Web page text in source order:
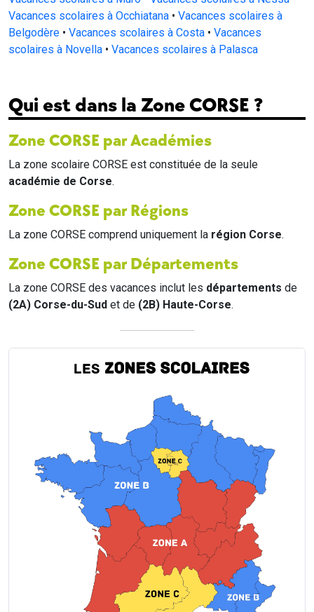
Vacances scolaires à Occhiatana • Vacances scolaires à
Belgodère • Vacances scolaires à Costa • Vacances
scolaires à Novella • Vacances scolaires à Palasca
Qui est dans la Zone CORSE ?
Zone CORSE par Académies
La zone scolaire CORSE est constituée de la seule
académie de Corse.
Zone CORSE par Régions
La zone CORSE comprend uniquement la région Corse.
Zone CORSE par Départements
La zone CORSE des vacances inclut les départements de
(2A) Corse-du-Sud et de (2B) Haute-Corse.